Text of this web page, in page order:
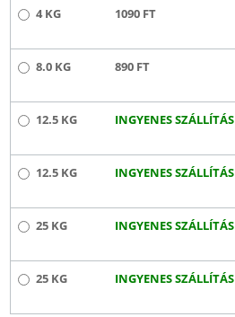
4 KG 1090 FT
8.0 KG 890 FT
12.5 KG INGYENES SZÁLLÍTÁS
12.5 KG INGYENES SZÁLLÍTÁS
25 KG INGYENES SZÁLLÍTÁS
25 KG INGYENES SZÁLLÍTÁS